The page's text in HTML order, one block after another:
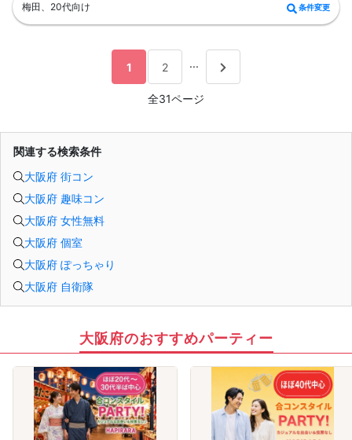
梅田、20代向け 条件変更
1 2 ...
全31ページ
関連する検索条件
大阪府 街コン
大阪府 趣味コン
大阪府 女性無料
大阪府 個室
大阪府 ぽっちゃり
大阪府 自衛隊
大阪府のおすすめパーティー